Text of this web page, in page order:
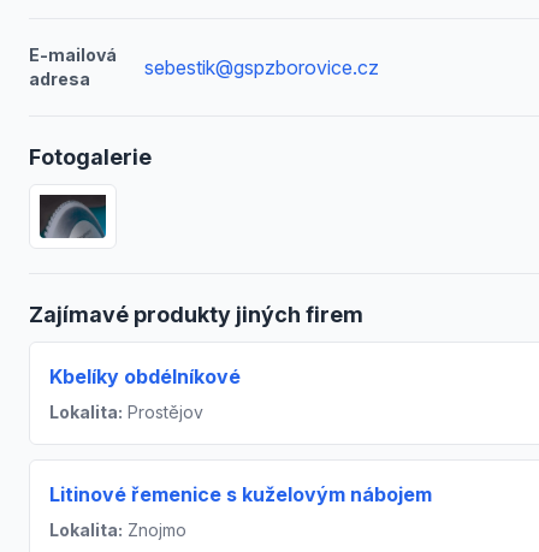
E-mailová
adresa
sebestik@gspzborovice.cz
Fotogalerie
Zajímavé produkty jiných firem
Kbelíky obdélníkové
Lokalita: Prostějov
Litinové řemenice s kuželovým nábojem
Lokalita: Znojmo